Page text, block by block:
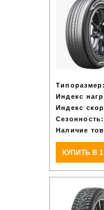
Типоразмер:
Индекс
Индекс
Сезонность:
Наличие
КУПИТЬ В